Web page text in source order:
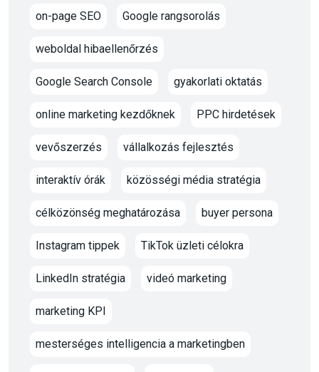
on-page SEO Google rangsorolás
weboldal hibaellenőrzés
Google Search Console gyakorlati oktatás
online marketing kezdőknek PPC hirdetések
vevőszerzés vállalkozás fejlesztés
interaktív órák közösségi média stratégia
célközönség meghatározása buyer persona
Instagram tippek TikTok üzleti célokra
LinkedIn stratégia videó marketing
marketing KPI
mesterséges intelligencia a marketingben